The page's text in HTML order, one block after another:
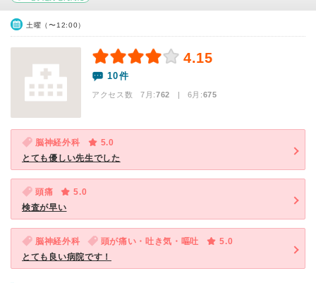
土曜（〜12:00）
4.15
10件
アクセス数 7月:762 | 6月:675
脳神経外科
5.0
とても優しい先生でした
頭痛
5.0
検査が早い
脳神経外科 頭が痛い・吐き気・嘔吐
5.0
とても良い病院です！